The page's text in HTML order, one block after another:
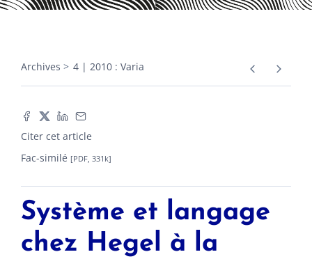
Archives 4 | 2010 : Varia
Citer cet article
Fac-similé [PDF, 331k]
Système et langage
chez Hegel à la